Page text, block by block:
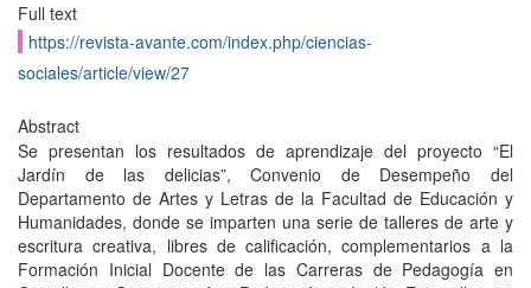
Full text
https://revista-avante.com/index.php/ciencias-
sociales/article/view/27
Abstract
Se presentan los resultados de aprendizaje del proyecto “El
Jardín de las delicias”, Convenio de Desempeño del
Departamento de Artes y Letras de la Facultad de Educación y
Humanidades, donde se imparten una serie de talleres de arte y
escritura creativa, libres de calificación, complementarios a la
Formación Inicial Docente de las Carreras de Pedagogía en